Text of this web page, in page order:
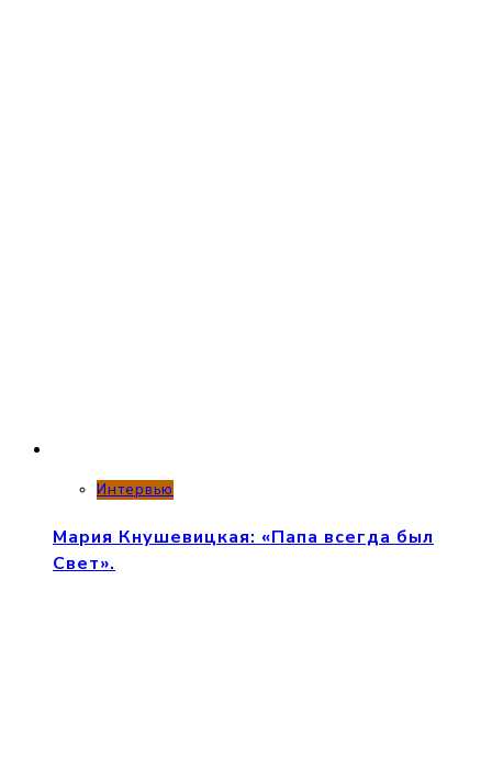
Интервью
Мария Кнушевицкая: «Папа всегда был
Свет».